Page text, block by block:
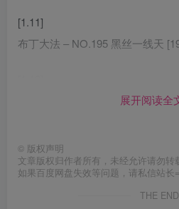
[1.11]
布丁大法 – NO.195 黑丝一线天
布丁大法 – NO.194 黑丝肥臀[20P-
[1.9]
布丁大法 – NO.170 兔娘[118P-
布丁大法 – NO.161 圣诞 红丝绒
展开阅读全
© 版权声明
文章版权归作者所有，未经允许请勿转
如果百度网盘失效等问题，请私信站长
THE END